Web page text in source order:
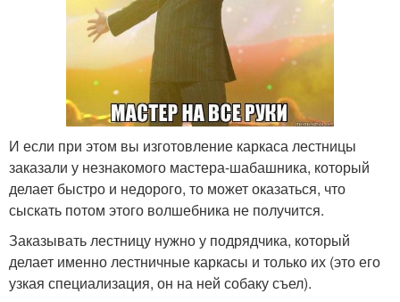
И если при этом вы изготовление каркаса лестницы
заказали у незнакомого мастера-шабашника, который
делает быстро и недорого, то может оказаться, что
сыскать потом этого волшебника не получится.
Заказывать лестницу нужно у подрядчика, который
делает именно лестничные каркасы и только их (это его
узкая специализация, он на ней собаку съел).